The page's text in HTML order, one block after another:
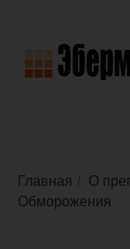
Главная О
Обморожения